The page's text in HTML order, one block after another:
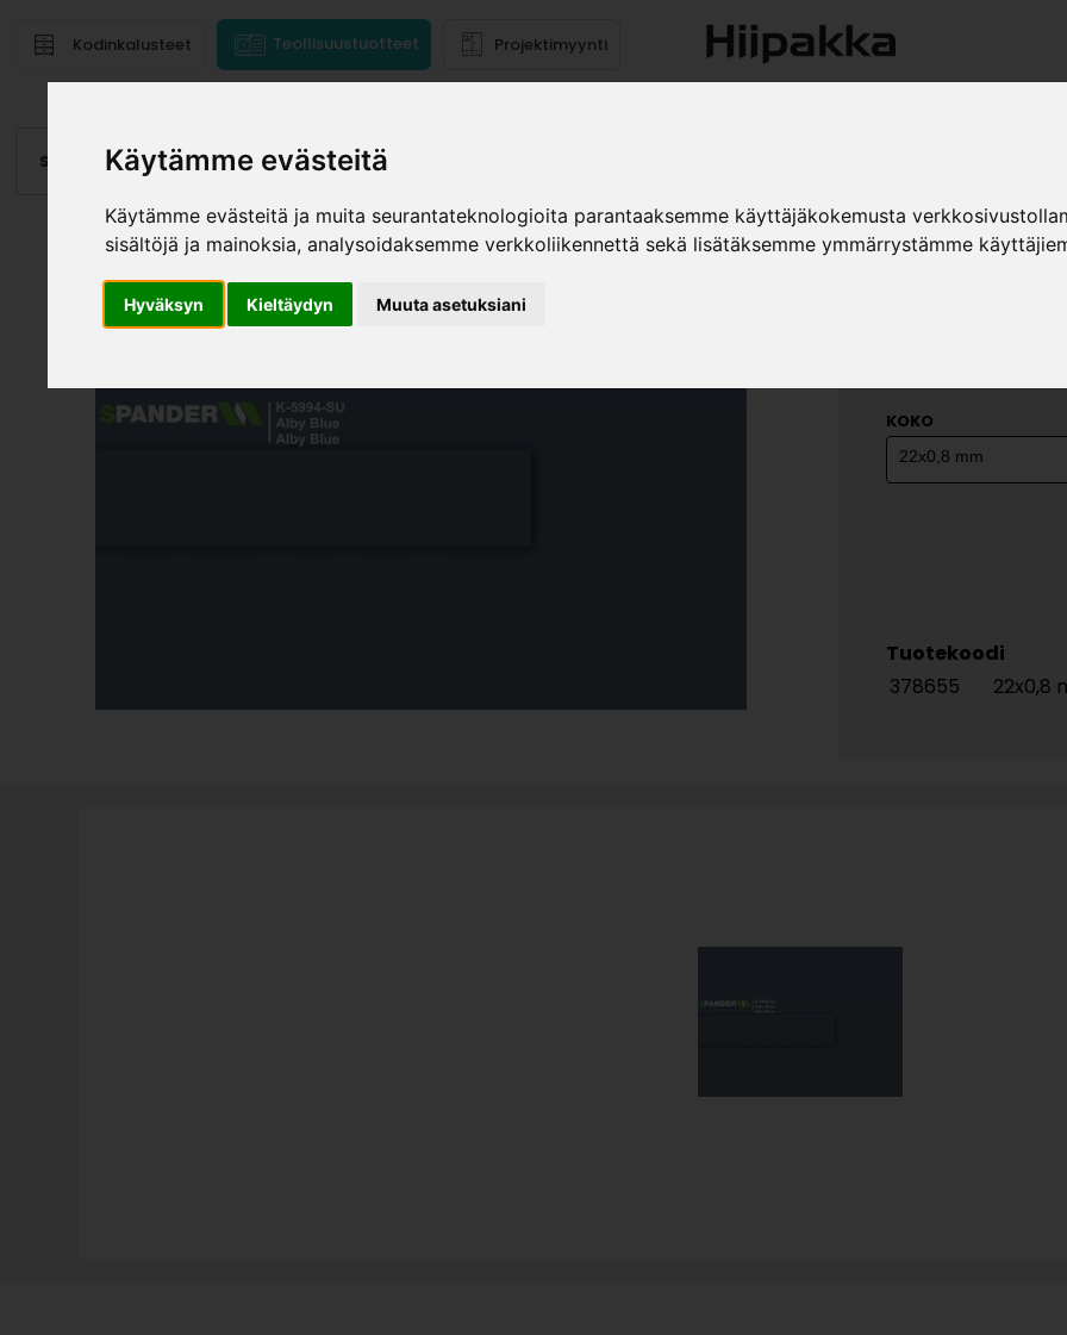
Käytämme evästeitä
Käytämme evästeitä ja muita seurantateknologioita parantaaksemme käyttäjäkokemusta
sisältöjä ja mainoksia, analysoidaksemme verkkoliikennettä sekä lisätäksemme ymmärrystämme
Hyväksyn Kieltäydyn Muuta asetuksiani
Kodinkalusteet Teollisuustuotteet Projektimyynti
Saranat Laatikot, kiskot Vetimet
KOKO
Tuotekoodi
378655
22x0,8